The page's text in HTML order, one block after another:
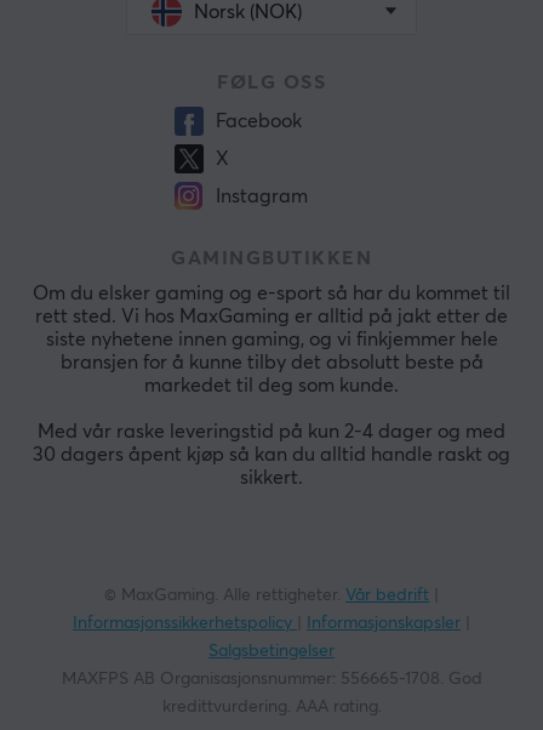
Norsk (NOK)
FØLG OSS
Facebook
X
Instagram
GAMINGBUTIKKEN
Om du elsker gaming og e-sport så har du kommet til
rett sted. Vi hos MaxGaming er alltid på jakt etter de
siste nyhetene innen gaming, og vi finkjemmer hele
bransjen for å kunne tilby det absolutt beste på
markedet til deg som kunde.
Med vår raske leveringstid på kun 2-4 dager og med
30 dagers åpent kjøp så kan du alltid handle raskt og
sikkert.
© MaxGaming. Alle rettigheter. Vår bedrift
Informasjonssikkerhetspolicy
Informasjonskapsler
Salgsbetingelser
MAXFPS AB Organisasjonsnummer: 556665-1708. God
kredittvurdering. AAA rating.